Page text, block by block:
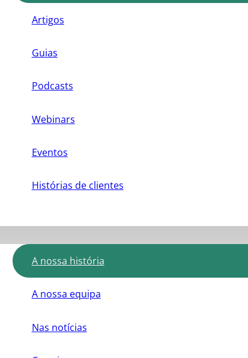
Artigos
Guias
Podcasts
Webinars
Eventos
Histórias de clientes
A nossa história
A nossa equipa
Nas notícias